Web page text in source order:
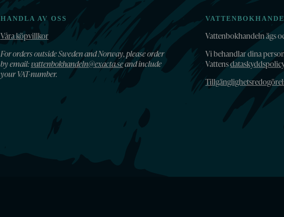
HANDLA AV OSS
Våra köpvillkor
For orders outside Sweden and Norway, please order
by email:vattenbokhandeln@exacta.seand include
your VAT-number.
Vattenbokhandeln ägs
Vi behandlar dina
Vattens